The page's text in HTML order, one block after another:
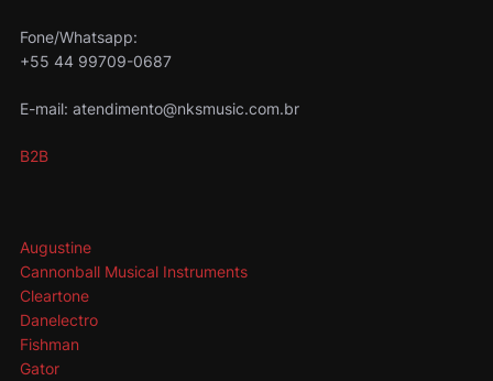
Fone/Whatsapp:
+55 44 99709-0687
E-mail: atendimento@nksmusic.com.br
B2B
Augustine
Cannonball Musical Instruments
Cleartone
Danelectro
Fishman
Gator